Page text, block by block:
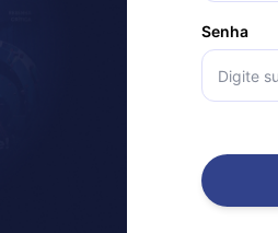
Senha